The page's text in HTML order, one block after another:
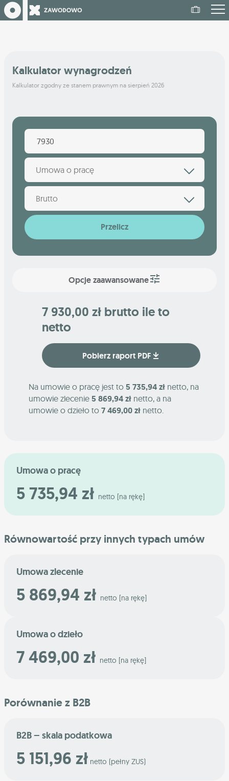
Kalkulator wynagrodzeń
Kalkulator zgodny ze stanem prawnym na sierpień 2026
Umowa o pracę
Brutto
Przelicz
Opcje zaawansowane
7 930,00 zł brutto ile to
netto
Pobierz raport PDF
Na umowie o pracę jest to 5 735,94 zł netto, na
umowie zlecenie 5 869,94 zł netto, a na
umowie o dzieło to 7 469,00 zł netto.
Umowa o pracę
5 735,94 zł netto [na rękę]
Równowartość przy innych typach umów
Umowa zlecenie
5 869,94 zł netto [na rękę]
Umowa o dzieło
7 469,00 zł netto [na rękę]
Porównanie z B2B
B2B – skala podatkowa
5 151,96 zł netto (pełny ZUS)